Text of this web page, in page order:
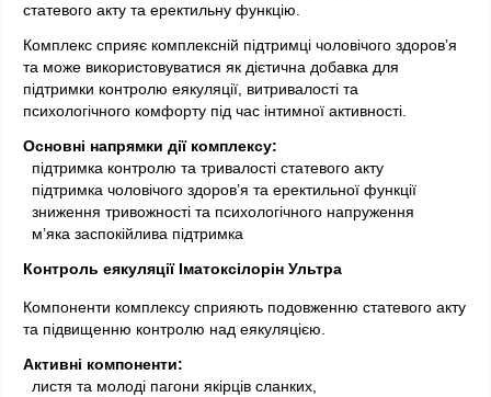
статевого акту та еректильну функцію.
Комплекс сприяє комплексній підтримці чоловічого здоров’я
та може використовуватися як дієтична добавка для
підтримки контролю еякуляції, витривалості та
психологічного комфорту під час інтимної активності.
Основні напрямки дії комплексу:
підтримка контролю та тривалості статевого акту
підтримка чоловічого здоров’я та еректильної функції
зниження тривожності та психологічного напруження
м’яка заспокійлива підтримка
Контроль еякуляції Іматоксілорін Ультра
Компоненти комплексу сприяють подовженню статевого акту
та підвищенню контролю над еякуляцією.
Активні компоненти:
листя та молоді пагони якірців сланких,